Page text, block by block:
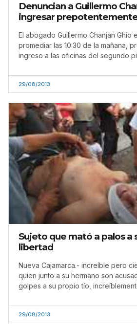
Denuncian a Guillermo
ingresar prepotentemente
El abogado Guillermo Chanjan Ghio
promediar las 10:30 de la mañana,
ingreso a las oficinas del segundo
29/08/2013
Sujeto que mató a palos a
libertad
Nueva Cajamarca.- increíble pero
quien junto a su hermano son
golpes a su propio tío,
29/08/2013